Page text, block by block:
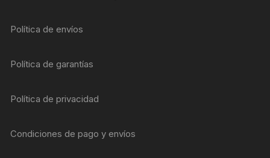
Política de envíos
Política de garantías
Política de privacidad
Condiciones de pago y envíos